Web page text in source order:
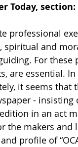
Today,
professional
spiritual and
For these
are essential. In
it seems that
- insisting
in an act
the makers and
profile of